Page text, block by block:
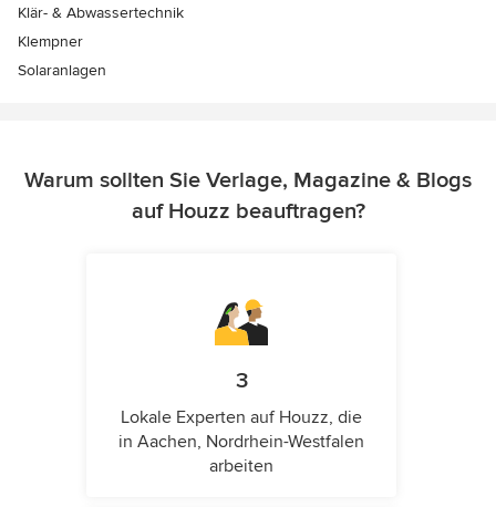
Klär- & Abwassertechnik
Klempner
Solaranlagen
Warum sollten Sie Verlage, Magazine & Blogs
auf Houzz beauftragen?
3
Lokale Experten auf Houzz, die
in Aachen, Nordrhein-Westfalen
arbeiten